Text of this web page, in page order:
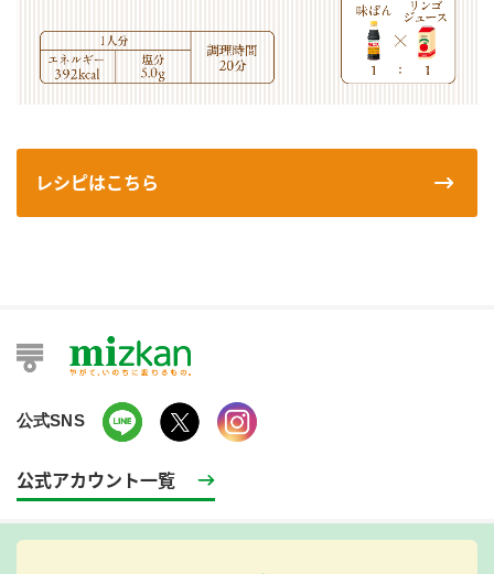
レシピはこちら
公式SNS
公式アカウント一覧